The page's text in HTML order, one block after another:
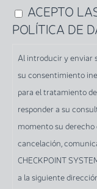
Al
introducir
enviar
sus
datos
mediante
este
formulario,
usted
da
ACEPTO
POLÍTICA DE
Al introducir y enviar
su consentimiento
para el tratamiento
responder a su
momento su derecho
cancelación,
CHECKPOINT
a la siguiente